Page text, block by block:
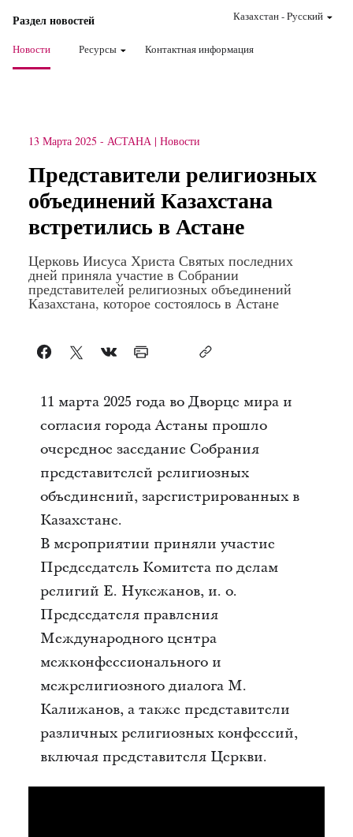
Раздел новостей
Новости Ресурсы Контактная информация
Казахстан-Pусский
13 Марта 2025 - АСТАНА Новости
Представители религиозных
объединений Казахстана
встретились в Астане
Церковь Иисуса Христа Святых последних
дней приняла участие в Собрании
представителей религиозных объединений
Казахстана, которое состоялось в Астане
11 марта 2025 года во Дворце мира и
согласия города Астаны прошло
очередное заседание Собрания
представителей религиозных
объединений, зарегистрированных в
Казахстане.
В мероприятии приняли участие
Председатель Комитета по делам
религий Е. Нукежанов, и. о.
Председателя правления
Международного центра
межконфессионального и
межрелигиозного диалога М.
Калижанов, а также представители
различных религиозных конфессий,
включая представителя Церкви.